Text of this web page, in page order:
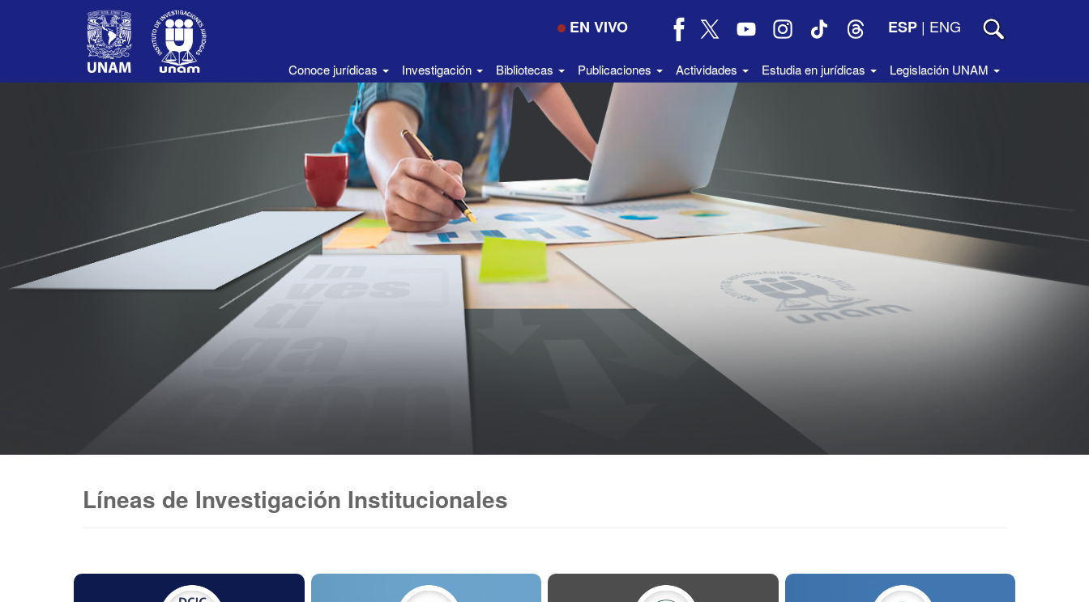
EN VIVO ESP | ENG
Conoce jurídicas Investigación Bibliotecas Publicaciones Actividades Estudia en jurídicas Legislación UNAM
Líneas de Investigación Institucionales